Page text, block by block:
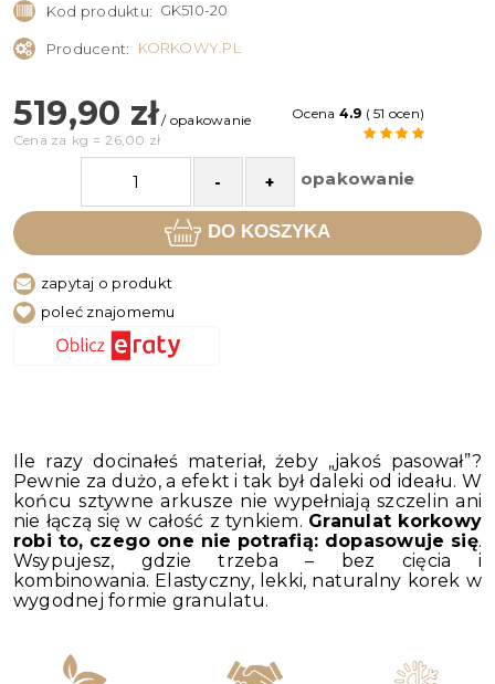
Kod produktu: GK510-20
Producent: KORKOWY.PL
519,90 zł/ opakowanie
Cena za kg = 26,00 zł
Ocena 4.9 ( 51 ocen)
- + opakowanie
DO KOSZYKA
zapytaj o produkt
poleć znajomemu
Ile razy docinałeś materiał, żeby „jakoś pasował”?
Pewnie za dużo, a efekt i tak był daleki od ideału. W
końcu sztywne arkusze nie wypełniają szczelin ani
nie łączą się w całość z tynkiem. Granulat korkowy
robi to, czego one nie potrafią: dopasowuje się.
Wsypujesz, gdzie trzeba – bez cięcia i
kombinowania. Elastyczny, lekki, naturalny korek w
wygodnej formie granulatu.